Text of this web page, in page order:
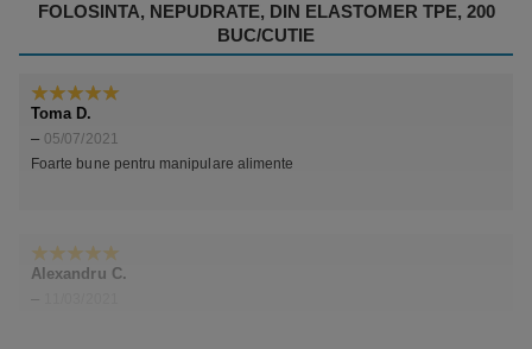
FOLOSINTA, NEPUDRATE, DIN ELASTOMER TPE, 200
BUC/CUTIE
5din 5
Toma D.
– 05/07/2021
Foarte bune pentru manipulare alimente
5 din 5
Alexandru C.
–